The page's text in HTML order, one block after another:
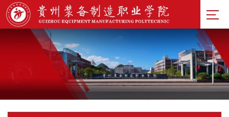
基础教
学部
忠诚工
匠文化
研究院
校训
校园